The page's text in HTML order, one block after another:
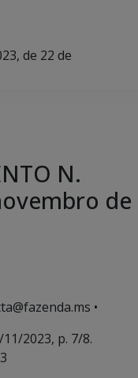
de 22 de
N.
de
•
11/2023, p. 7/8.